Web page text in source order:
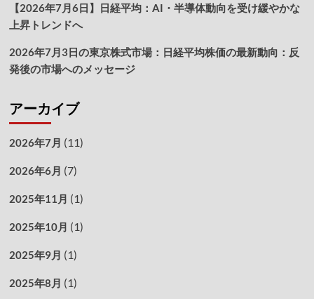
【2026年7月6日】日経平均：AI・半導体動向を受け緩やかな
上昇トレンドへ
2026年7月3日の東京株式市場：日経平均株価の最新動向：反
発後の市場へのメッセージ
アーカイブ
2026年7月 (11)
2026年6月 (7)
2025年11月 (1)
2025年10月 (1)
2025年9月 (1)
2025年8月 (1)